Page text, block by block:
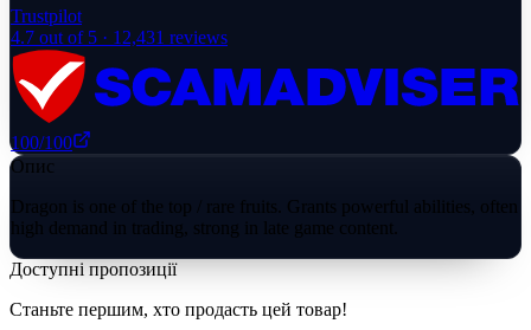
Trustpilot
4.7 out of 5 · 12,431 reviews
100/100
Опис
Dragon is one of the top / rare fruits. Grants powerful abilities, often
high demand in trading, strong in late game content.
Доступні пропозиції
Станьте першим, хто продасть цей товар!